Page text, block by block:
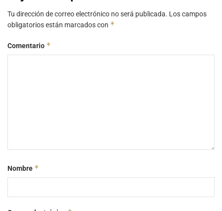
Tu dirección de correo electrónico no será publicada. Los campos
obligatorios están marcados con *
Comentario *
Nombre *